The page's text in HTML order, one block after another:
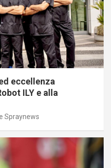
eccellenza
ILY e alla
Spraynews